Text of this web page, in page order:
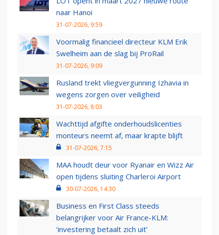
naar Hanoi
31-07-2026, 9:59
Voormalig financieel directeur KLM Erik
Swelheim aan de slag bij ProRail
31-07-2026, 9:09
Rusland trekt vliegvergunning Izhavia in
wegens zorgen over veiligheid
31-07-2026, 8:03
Wachttijd afgifte onderhoudslicenties
monteurs neemt af, maar krapte blijft
31-07-2026, 7:15
MAA houdt deur voor Ryanair en Wizz Air
open tijdens sluiting Charleroi Airport
30-07-2026, 14:30
Business en First Class steeds
belangrijker voor Air France-KLM:
‘investering betaalt zich uit’